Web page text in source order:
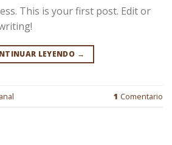
This is your first post. Edit or
LEYENDO →
1 Comentario